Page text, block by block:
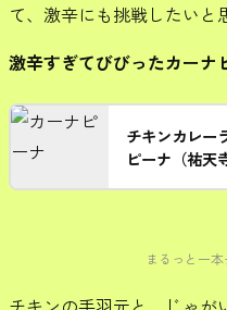
て、激辛にも挑戦したいと
激辛すぎてびびったカーナ
チキンカレー
ピーナ（祐天
まるっと一